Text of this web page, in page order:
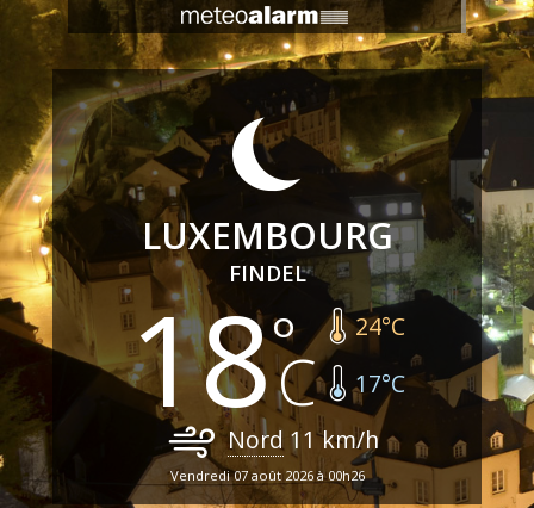
LUXEMBOURG
FINDEL
18 24°C
17°C
Nord 11km/h
Vendredi 07 août 2026 à 00h26